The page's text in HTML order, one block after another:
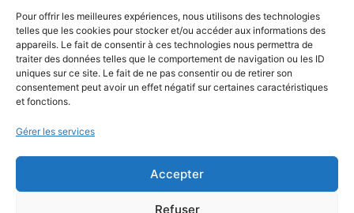
Pour offrir les meilleures expériences, nous utilisons des technologies
telles que les cookies pour stocker et/ou accéder aux informations des
appareils. Le fait de consentir à ces technologies nous permettra de
traiter des données telles que le comportement de navigation ou les ID
uniques sur ce site. Le fait de ne pas consentir ou de retirer son
consentement peut avoir un effet négatif sur certaines caractéristiques
et fonctions.
Gérer les services
Accepter
Refuser
Charpenterie place Ferlet à Saint Bonnet de
Mure
19h00 (ouverture des portes 18H15)
Politique de cookies (UE)